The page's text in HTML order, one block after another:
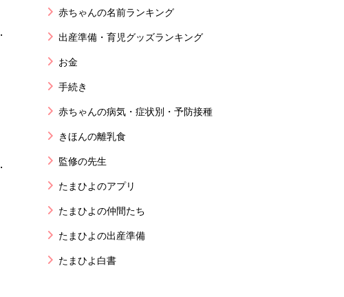
赤ちゃんの名前ランキング
出産準備・育児グッズランキング
お金
手続き
赤ちゃんの病気・症状別・予防接種
きほんの離乳食
監修の先生
たまひよのアプリ
たまひよの仲間たち
たまひよの出産準備
たまひよ白書